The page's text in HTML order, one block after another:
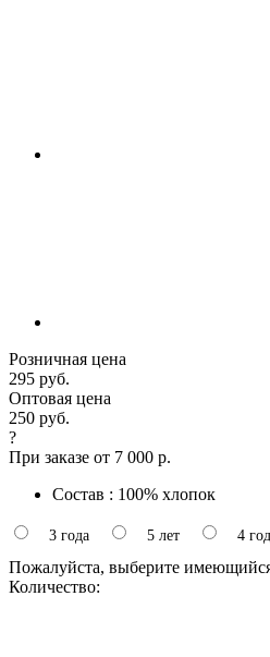
Розничная цена
295 руб.
Оптовая цена
250 руб.
?
При заказе от 7 000 р.
Состав : 100% хлопок
3 года 5 лет 4
Пожалуйста, выберите
Количество: